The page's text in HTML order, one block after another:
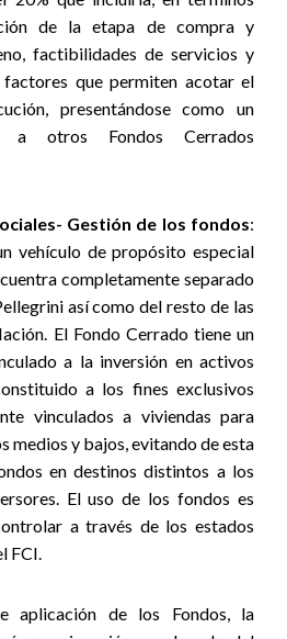
de la etapa de compra y
factibilidades de servicios y
factores que permiten acotar el
presentándose como un
a otros Fondos Cerrados
Gestión de los fondos:
vehículo de propósito especial
completamente separado
así como del resto de las
El Fondo Cerrado tiene un
a la inversión en activos
a los fines exclusivos
vinculados a viviendas para
medios y bajos, evitando de esta
en destinos distintos a los
El uso de los fondos es
a través de los estados
FCI.
aplicación de los Fondos, la